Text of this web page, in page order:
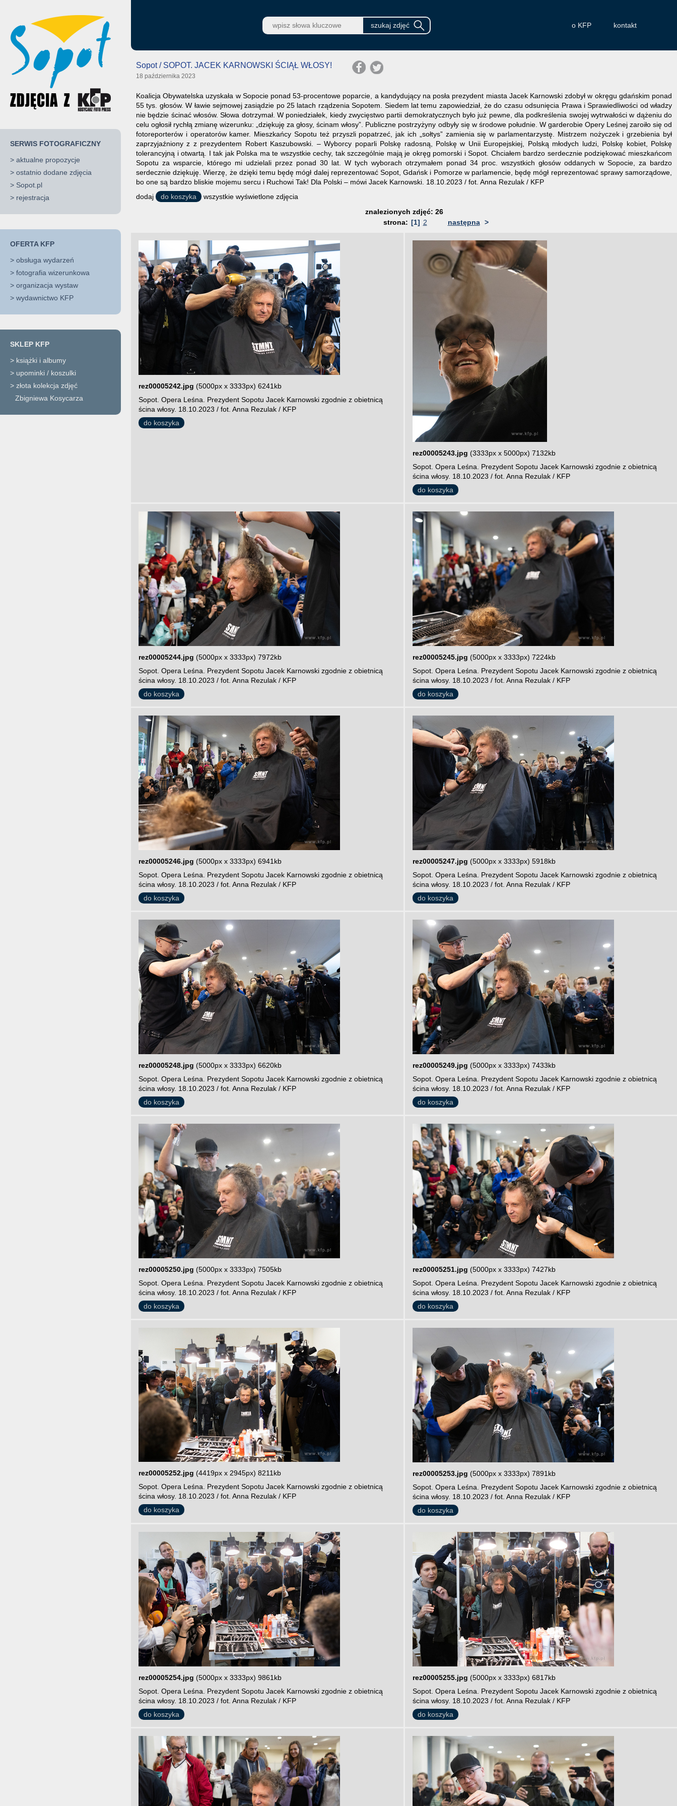
SERWIS FOTOGRAFICZNY
> aktualne propozycje
> ostatnio dodane zdjęcia
> Sopot.pl
> rejestracja
OFERTA KFP
> obsługa wydarzeń
> fotografia wizerunkowa
> organizacja wystaw
> wydawnictwo KFP
SKLEP KFP
> książki i albumy
> upominki / koszulki
> złota kolekcja zdjęć
Zbigniewa Kosycarza
o KFP kontakt
Sopot / SOPOT. JACEK KARNOWSKI ŚCIĄŁ WŁOSY!
18 października 2023
Koalicja Obywatelska uzyskała w Sopocie ponad 53-procentowe poparcie, a kandydujący na posła prezydent miasta Jacek Karnowski zdobył w okręgu gdańskim ponad
55 tys. głosów. W ławie sejmowej zasiądzie po 25 latach rządzenia Sopotem. Siedem lat temu zapowiedział, że do czasu odsunięcia Prawa i Sprawiedliwości od władzy
nie będzie ścinać włosów. Słowa dotrzymał. W poniedziałek, kiedy zwycięstwo partii demokratycznych było już pewne, dla podkreślenia swojej wytrwałości w dążeniu do
celu ogłosił rychłą zmianę wizerunku: „dziękuję za głosy, ścinam włosy”. Publiczne postrzyżyny odbyły się w środowe południe. W garderobie Opery Leśnej zaroiło się od
fotoreporterów i operatorów kamer. Mieszkańcy Sopotu też przyszli popatrzeć, jak ich „sołtys” zamienia się w parlamentarzystę. Mistrzem nożyczek i grzebienia był
zaprzyjaźniony z z prezydentem Robert Kaszubowski. – Wyborcy poparli Polskę radosną, Polskę w Unii Europejskiej, Polską młodych ludzi, Polskę kobiet, Polskę
tolerancyjną i otwartą. I tak jak Polska ma te wszystkie cechy, tak szczególnie mają je okręg pomorski i Sopot. Chciałem bardzo serdecznie podziękować mieszkańcom
Sopotu za wsparcie, którego mi udzielali przez ponad 30 lat. W tych wyborach otrzymałem ponad 34 proc. wszystkich głosów oddanych w Sopocie, za bardzo
serdecznie dziękuję. Wierzę, że dzięki temu będę mógł dalej reprezentować Sopot, Gdańsk i Pomorze w parlamencie, będę mógł reprezentować sprawy samorządowe,
bo one są bardzo bliskie mojemu sercu i Ruchowi Tak! Dla Polski – mówi Jacek Karnowski. 18.10.2023 / fot. Anna Rezulak / KFP
dodaj
do koszyka
wszystkie wyświetlone zdjęcia
znalezionych zdjęć: 26
strona: [1] 2 następna >
rez00005242.jpg (5000px x 3333px) 6241kb
Sopot. Opera Leśna. Prezydent Sopotu Jacek Karnowski zgodnie z obietnicą
ścina włosy. 18.10.2023 / fot. Anna Rezulak / KFP
do koszyka
rez00005243.jpg (3333px x 5000px) 7132kb
Sopot. Opera Leśna. Prezydent Sopotu Jacek Karnowski zgodnie z obietnicą
ścina włosy. 18.10.2023 / fot. Anna Rezulak / KFP
do koszyka
rez00005244.jpg (5000px x 3333px) 7972kb
Sopot. Opera Leśna. Prezydent Sopotu Jacek Karnowski zgodnie z obietnicą
ścina włosy. 18.10.2023 / fot. Anna Rezulak / KFP
do koszyka
rez00005245.jpg (5000px x 3333px) 7224kb
Sopot. Opera Leśna. Prezydent Sopotu Jacek Karnowski zgodnie z obietnicą
ścina włosy. 18.10.2023 / fot. Anna Rezulak / KFP
do koszyka
rez00005246.jpg (5000px x 3333px) 6941kb
Sopot. Opera Leśna. Prezydent Sopotu Jacek Karnowski zgodnie z obietnicą
ścina włosy. 18.10.2023 / fot. Anna Rezulak / KFP
do koszyka
rez00005247.jpg (5000px x 3333px) 5918kb
Sopot. Opera Leśna. Prezydent Sopotu Jacek Karnowski zgodnie z obietnicą
ścina włosy. 18.10.2023 / fot. Anna Rezulak / KFP
do koszyka
rez00005248.jpg (5000px x 3333px) 6620kb
Sopot. Opera Leśna. Prezydent Sopotu Jacek Karnowski zgodnie z obietnicą
ścina włosy. 18.10.2023 / fot. Anna Rezulak / KFP
do koszyka
rez00005249.jpg (5000px x 3333px) 7433kb
Sopot. Opera Leśna. Prezydent Sopotu Jacek Karnowski zgodnie z obietnicą
ścina włosy. 18.10.2023 / fot. Anna Rezulak / KFP
do koszyka
rez00005250.jpg (5000px x 3333px) 7505kb
Sopot. Opera Leśna. Prezydent Sopotu Jacek Karnowski zgodnie z obietnicą
ścina włosy. 18.10.2023 / fot. Anna Rezulak / KFP
do koszyka
rez00005251.jpg (5000px x 3333px) 7427kb
Sopot. Opera Leśna. Prezydent Sopotu Jacek Karnowski zgodnie z obietnicą
ścina włosy. 18.10.2023 / fot. Anna Rezulak / KFP
do koszyka
rez00005252.jpg (4419px x 2945px) 8211kb
Sopot. Opera Leśna. Prezydent Sopotu Jacek Karnowski zgodnie z obietnicą
ścina włosy. 18.10.2023 / fot. Anna Rezulak / KFP
do koszyka
rez00005253.jpg (5000px x 3333px) 7891kb
Sopot. Opera Leśna. Prezydent Sopotu Jacek Karnowski zgodnie z obietnicą
ścina włosy. 18.10.2023 / fot. Anna Rezulak / KFP
do koszyka
rez00005254.jpg (5000px x 3333px) 9861kb
Sopot. Opera Leśna. Prezydent Sopotu Jacek Karnowski zgodnie z obietnicą
ścina włosy. 18.10.2023 / fot. Anna Rezulak / KFP
do koszyka
rez00005255.jpg (5000px x 3333px) 6817kb
Sopot. Opera Leśna. Prezydent Sopotu Jacek Karnowski zgodnie z obietnicą
ścina włosy. 18.10.2023 / fot. Anna Rezulak / KFP
do koszyka